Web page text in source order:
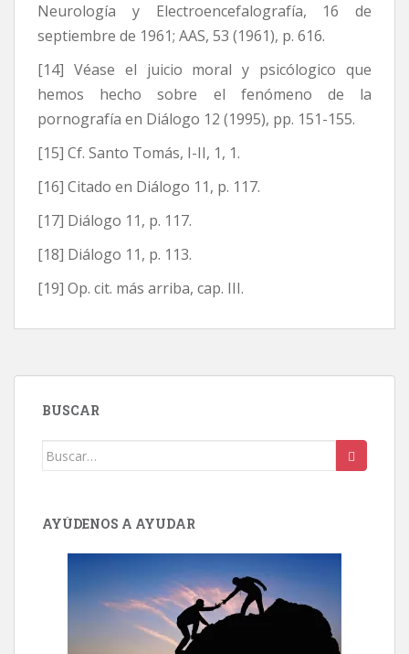
Neurología y Electroencefalografía, 16 de
septiembre de 1961; AAS, 53 (1961), p. 616.
[14] Véase el juicio moral y psicólogico que
hemos hecho sobre el fenómeno de la
pornografía en Diálogo 12 (1995), pp. 151-155.
[15] Cf. Santo Tomás, I-II, 1, 1.
[16] Citado en Diálogo 11, p. 117.
[17] Diálogo 11, p. 117.
[18] Diálogo 11, p. 113.
[19] Op. cit. más arriba, cap. III.
BUSCAR
Buscar:
AYÚDENOS A AYUDAR